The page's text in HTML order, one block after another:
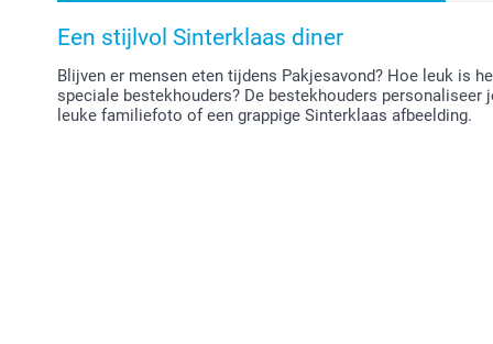
Een stijlvol Sinterklaas diner
Blijven er mensen eten tijdens Pakjesavond? Hoe leuk is
speciale bestekhouders? De bestekhouders
leuke familiefoto of een grappige Sinterklaas afbeelding.